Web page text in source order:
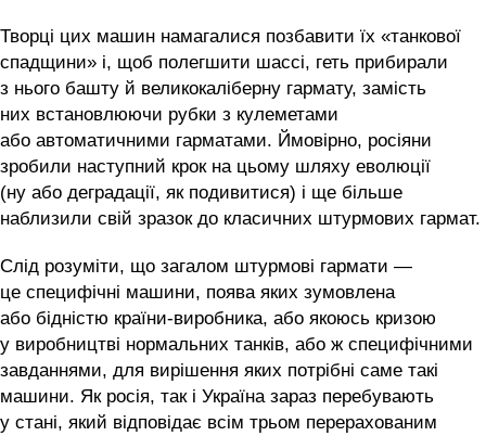
Творці цих машин намагалися позбавити їх «танкової
спадщини» і, щоб полегшити шассі, геть прибирали
з нього башту й великокаліберну гармату, замість
них встановлюючи рубки з кулеметами
або автоматичними гарматами. Ймовірно, росіяни
зробили наступний крок на цьому шляху еволюції
(ну або деградації, як подивитися) і ще більше
наблизили свій зразок до класичних штурмових гармат.
Слід розуміти, що загалом штурмові гармати —
це специфічні машини, поява яких зумовлена
або бідністю країни-виробника, або якоюсь кризою
у виробництві нормальних танків, або ж специфічними
завданнями, для вирішення яких потрібні саме такі
машини. Як росія, так і Україна зараз перебувають
у стані, який відповідає всім трьом перерахованим